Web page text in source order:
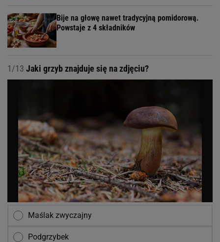
Bije na głowę nawet tradycyjną pomidorową.
Powstaje z 4 składników
1/13 Jaki grzyb znajduje się na zdjęciu?
Maślak zwyczajny
Podgrzybek